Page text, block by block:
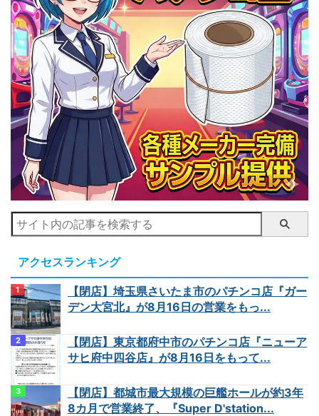
アクセスランキング
【閉店】埼玉県さいたま市のパチンコ店『ガー
デン大宮北』が8月16日の営業をもっ...
【閉店】東京都府中市のパチンコ店『ニューア
サヒ府中四谷店』が8月16日をもって...
【閉店】都城市最大規模の巨艦ホールが約3年
8カ月で営業終了、『Super D'station...